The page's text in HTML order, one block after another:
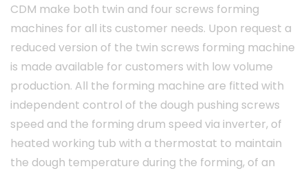
CDM make both twin and four screws forming
machines for all its customer needs. Upon request a
reduced version of the twin screws forming machine
is made available for customers with low volume
production. All the forming machine are fitted with
independent control of the dough pushing screws
speed and the forming drum speed via inverter, of
heated working tub with a thermostat to maintain
the dough temperature during the forming, of an